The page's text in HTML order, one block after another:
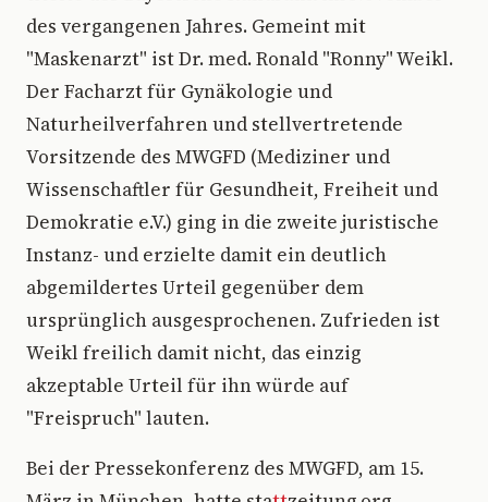
des vergangenen Jahres. Gemeint mit
"Maskenarzt" ist Dr. med. Ronald "Ronny" Weikl.
Der Facharzt für Gynäkologie und
Naturheilverfahren und stellvertretende
Vorsitzende des MWGFD (Mediziner und
Wissenschaftler für Gesundheit, Freiheit und
Demokratie e.V.) ging in die zweite juristische
Instanz- und erzielte damit ein deutlich
abgemildertes Urteil gegenüber dem
ursprünglich ausgesprochenen. Zufrieden ist
Weikl freilich damit nicht, das einzig
akzeptable Urteil für ihn würde auf
"Freispruch" lauten.
Bei der Pressekonferenz des MWGFD, am 15.